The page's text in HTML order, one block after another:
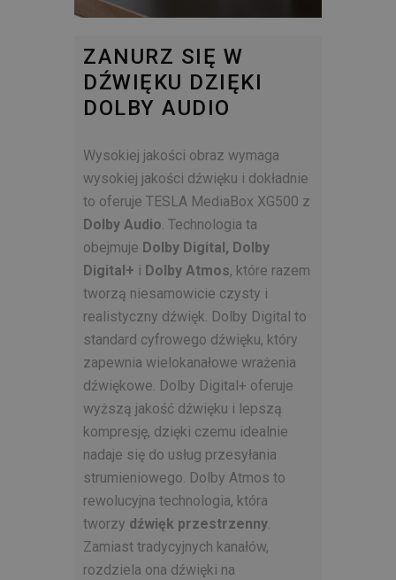
ZANURZ SIĘ W
DŹWIĘKU DZIĘKI
DOLBY AUDIO
Wysokiej jakości obraz wymaga
wysokiej jakości dźwięku i dokładnie
to oferuje TESLA MediaBox XG500 z
Dolby Audio. Technologia ta
obejmuje Dolby Digital, Dolby
Digital+ i Dolby Atmos, które razem
tworzą niesamowicie czysty i
realistyczny dźwięk. Dolby Digital to
standard cyfrowego dźwięku, który
zapewnia wielokanałowe wrażenia
dźwiękowe. Dolby Digital+ oferuje
wyższą jakość dźwięku i lepszą
kompresję, dzięki czemu idealnie
nadaje się do usług przesyłania
strumieniowego. Dolby Atmos to
rewolucyjna technologia, która
tworzy dźwięk przestrzenny.
Zamiast tradycyjnych kanałów,
rozdziela ona dźwięki na